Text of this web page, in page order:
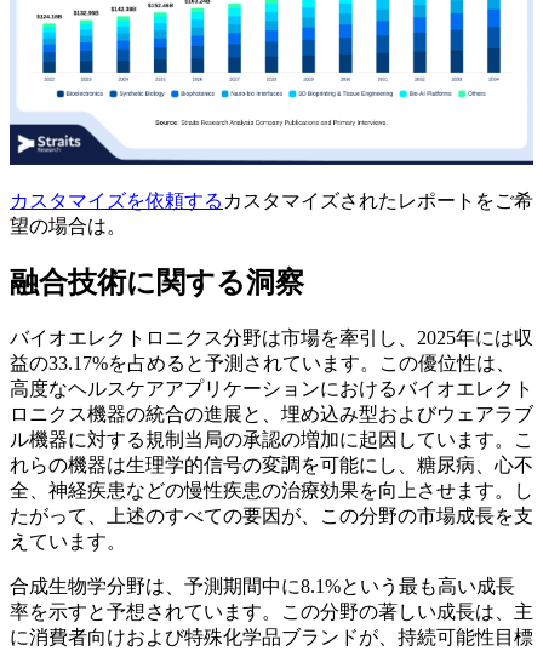
カスタマイズを依頼する カスタマイズされたレポートをご希
望の場合は。
融合技術に関する洞察
バイオエレクトロニクス分野は市場を牽引し、2025年には収
益の33.17%を占めると予測されています。この優位性は、
高度なヘルスケアアプリケーションにおけるバイオエレクト
ロニクス機器の統合の進展と、埋め込み型およびウェアラブ
ル機器に対する規制当局の承認の増加に起因しています。こ
れらの機器は生理学的信号の変調を可能にし、糖尿病、心不
全、神経疾患などの慢性疾患の治療効果を向上させます。し
たがって、上述のすべての要因が、この分野の市場成長を支
えています。
合成生物学分野は、予測期間中に8.1%という最も高い成長
率を示すと予想されています。この分野の著しい成長は、主
に消費者向けおよび特殊化学品ブランドが、持続可能性目標